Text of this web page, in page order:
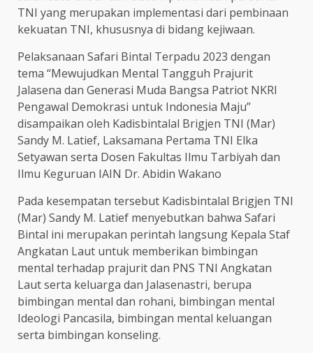
TNI yang merupakan implementasi dari pembinaan
kekuatan TNI, khususnya di bidang kejiwaan.
Pelaksanaan Safari Bintal Terpadu 2023 dengan
tema “Mewujudkan Mental Tangguh Prajurit
Jalasena dan Generasi Muda Bangsa Patriot NKRI
Pengawal Demokrasi untuk Indonesia Maju”
disampaikan oleh Kadisbintalal Brigjen TNI (Mar)
Sandy M. Latief, Laksamana Pertama TNI Elka
Setyawan serta Dosen Fakultas Ilmu Tarbiyah dan
Ilmu Keguruan IAIN Dr. Abidin Wakano
Pada kesempatan tersebut Kadisbintalal Brigjen TNI
(Mar) Sandy M. Latief menyebutkan bahwa Safari
Bintal ini merupakan perintah langsung Kepala Staf
Angkatan Laut untuk memberikan bimbingan
mental terhadap prajurit dan PNS TNI Angkatan
Laut serta keluarga dan Jalasenastri, berupa
bimbingan mental dan rohani, bimbingan mental
Ideologi Pancasila, bimbingan mental keluangan
serta bimbingan konseling.